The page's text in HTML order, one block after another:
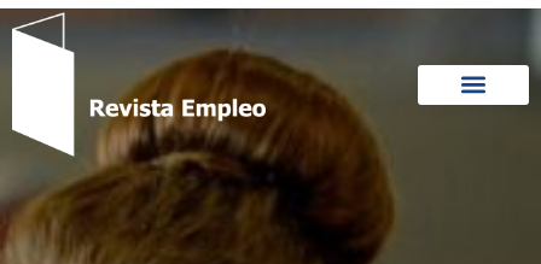
Ir